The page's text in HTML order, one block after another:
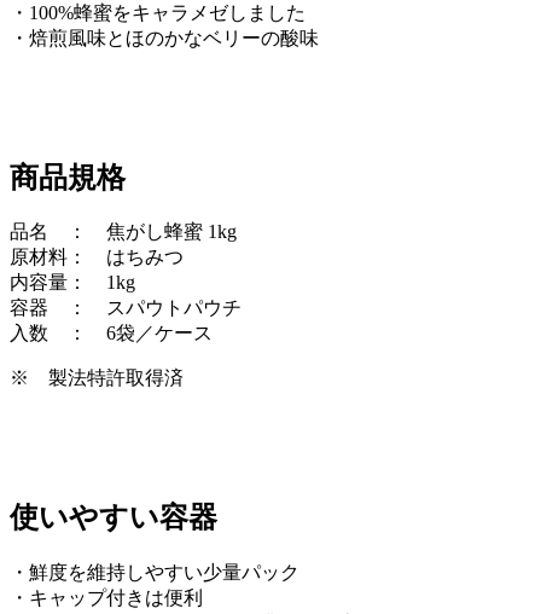
・100%蜂蜜をキャラメゼしました
・焙煎風味とほのかなベリーの酸味
商品規格
品名 ： 焦がし蜂蜜 1kg
原材料： はちみつ
内容量： 1kg
容器 ： スパウトパウチ
入数 ： 6袋／ケース
※ 製法特許取得済
使いやすい容器
・鮮度を維持しやすい少量パック
・キャップ付きは便利